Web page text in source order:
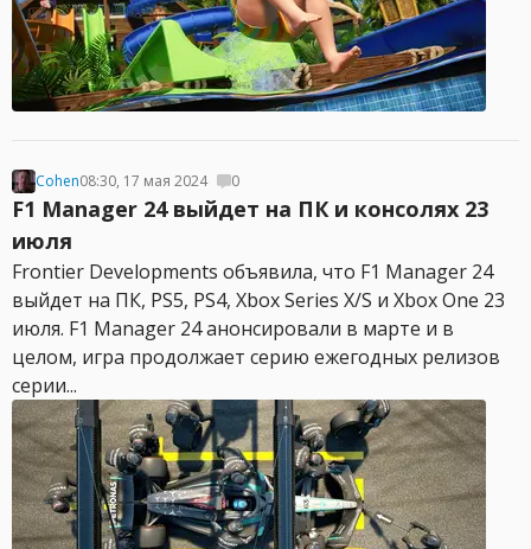
Cohen08:30, 17 мая 2024 0
F1 Manager 24 выйдет на ПК и консолях 23
июля
Frontier Developments объявила, что F1 Manager 24
выйдет на ПК, PS5, PS4, Xbox Series X/S и Xbox One 23
июля. F1 Manager 24 анонсировали в марте и в
целом, игра продолжает серию ежегодных релизов
серии...